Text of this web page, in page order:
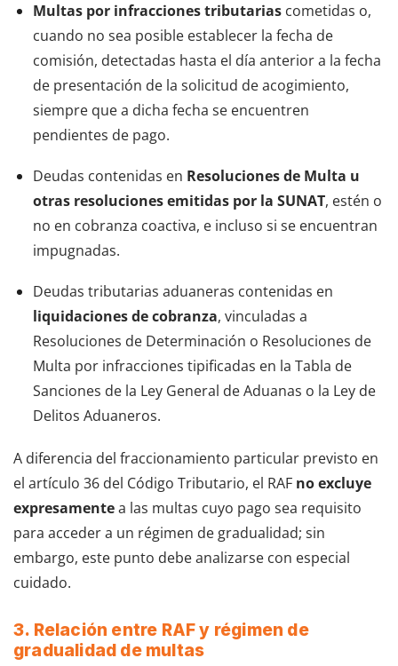
Multas por infracciones tributarias cometidas o,
cuando no sea posible establecer la fecha de
comisión, detectadas hasta el día anterior a la fecha
de presentación de la solicitud de acogimiento,
siempre que a dicha fecha se encuentren
pendientes de pago.
Deudas contenidas en Resoluciones de Multa u
otras resoluciones emitidas por la SUNAT, estén o
no en cobranza coactiva, e incluso si se encuentran
impugnadas.
Deudas tributarias aduaneras contenidas en
liquidaciones de cobranza, vinculadas a
Resoluciones de Determinación o Resoluciones de
Multa por infracciones tipificadas en la Tabla de
Sanciones de la Ley General de Aduanas o la Ley de
Delitos Aduaneros.
A diferencia del fraccionamiento particular previsto en
el artículo 36 del Código Tributario, el RAF no excluye
expresamentea las multas cuyo pago sea requisito
para acceder a un régimen de gradualidad; sin
embargo, este punto debe analizarse con especial
cuidado.
3. Relación entre RAF y régimen de
gradualidad de multas